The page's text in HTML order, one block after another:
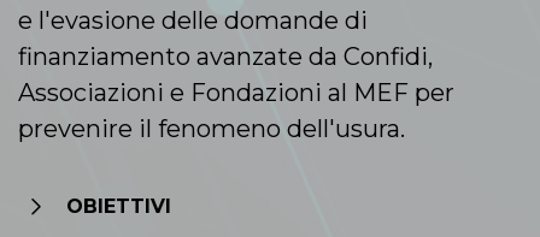
e l'evasione delle domande di
finanziamento avanzate da Confidi,
Associazioni e Fondazioni al MEF per
prevenire il fenomeno dell'usura.
OBIETTIVI